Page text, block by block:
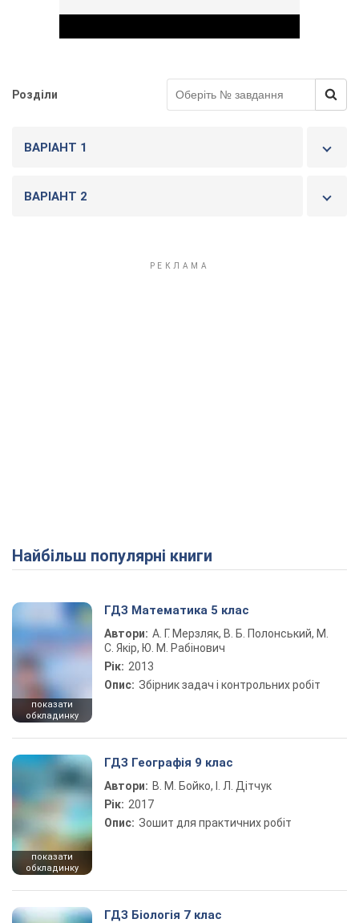
Розділи
ВАРІАНТ 1
ВАРІАНТ 2
Найбільш популярні книги
показати
обкладинку
ГДЗ Математика 5 клас
Автори: А. Г. Мерзляк, В. Б. Полонський, М.
С. Якір, Ю. М. Рабінович
Рік: 2013
Опис: Збірник задач і контрольних робіт
показати
обкладинку
ГДЗ Географія 9 клас
Автори: В. М. Бойко, І. Л. Дітчук
Рік: 2017
Опис: Зошит для практичних робіт
ГДЗ Біологія 7 клас